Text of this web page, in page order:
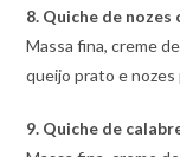
8. Quiche de nozes
Massa fina, creme
queijo prato e nozes
9. Quiche de